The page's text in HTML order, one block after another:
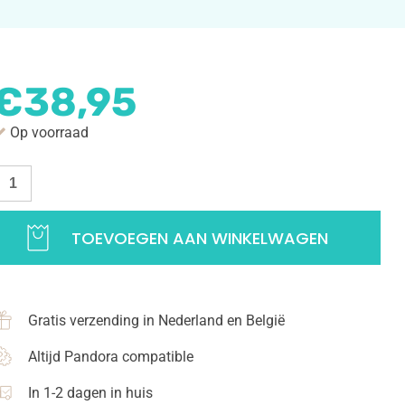
38,95
Op voorraad
Ketting
45
TOEVOEGEN AAN WINKELWAGEN
Gratis verzending in Nederland en België
Altijd Pandora compatible
In 1-2 dagen in huis